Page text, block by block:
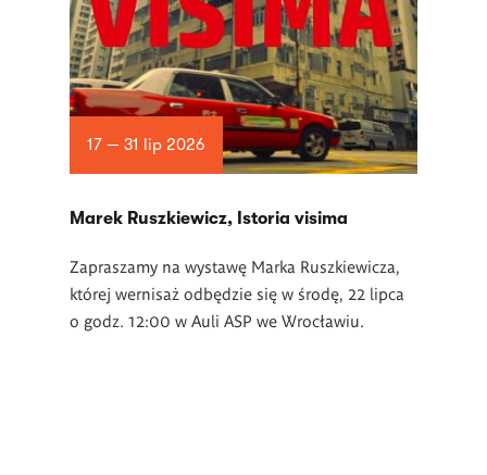
17 — 31 lip 2026
Marek Ruszkiewicz, Istoria visima
Zapraszamy na wystawę Marka Ruszkiewicza,
której wernisaż odbędzie się w środę, 22 lipca
o godz. 12:00 w Auli ASP we Wrocławiu.